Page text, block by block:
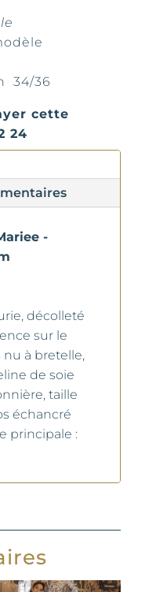
34/36
cette
24
-
décolleté
sur le
nu à bretelle,
de soie
taille
échancré
principale :